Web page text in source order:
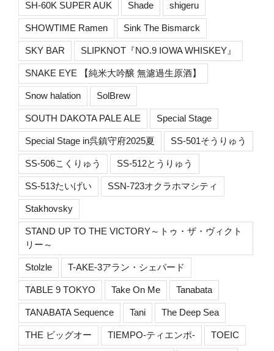
SH-60K SUPER AUK Shade shigeru
SHOWTIME Ramen Sink The Bismarck
SKY BAR SLIPKNOT『NO.9 IOWA WHISKEY』
SNAKE EYE 【純米大吟醸 無濾過生原酒】
Snow halation SolBrew
SOUTH DAKOTA PALE ALE Special Stage
Special Stage in呉鎮守府2025夏 SS-501そうりゅう
SS-506こくりゅう SS-512とうりゅう
SS-513たいげい SSN-723オクラホマシティ
Stakhovsky
STAND UP TO THE VICTORY～トゥ・ザ・ヴィクト
リー～
Stolzle T-AKE-3アラン・シェパード
TABLE 9 TOKYO Take On Me Tanabata
TANABATA Sequence Tani The Deep Sea
THE ビッグオー TIEMPO-ティエンポ- TOEIC